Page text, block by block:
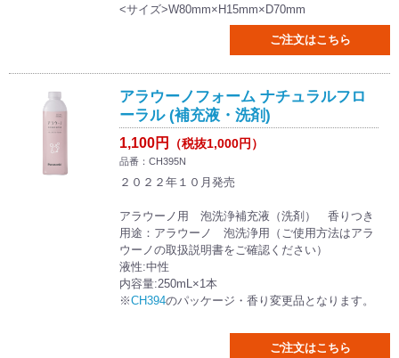
<サイズ>W80mm×H15mm×D70mm
ご注文はこちら
アラウーノフォーム ナチュラルフロ
ーラル (補充液・洗剤)
1,100円 （税抜1,000円）
品番：CH395N
２０２２年１０月発売
アラウーノ用 泡洗浄補充液（洗剤） 香りつき
用途：アラウーノ 泡洗浄用（ご使用方法はアラ
ウーノの取扱説明書をご確認ください）
液性:中性
内容量:250mL×1本
※CH394のパッケージ・香り変更品となります。
ご注文はこちら